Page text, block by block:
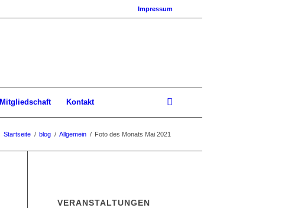
Impressum
Mitgliedschaft Kontakt
Startseite / blog / Allgemein / Foto des Monats Mai 2021
VERANSTALTUNGEN